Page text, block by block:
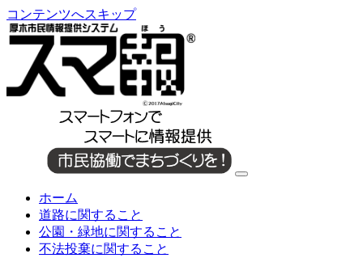
コンテンツへスキップ
ホーム
道路に関すること
公園・緑地に関すること
不法投棄に関すること